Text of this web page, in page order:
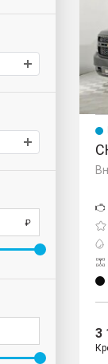
3